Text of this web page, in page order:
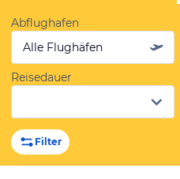
Abflughafen
Alle Flughäfen
Reisedauer
Filter